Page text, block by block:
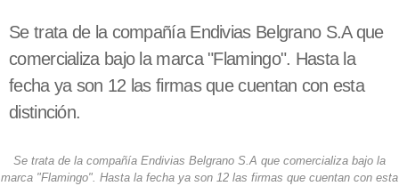
Se trata de la compañía Endivias Belgrano S.A que
comercializa bajo la marca "Flamingo". Hasta la
fecha ya son 12 las firmas que cuentan con esta
distinción.
Se trata de la compañía Endivias Belgrano S.A que comercializa bajo la
marca "Flamingo". Hasta la fecha ya son 12 las firmas que cuentan con esta